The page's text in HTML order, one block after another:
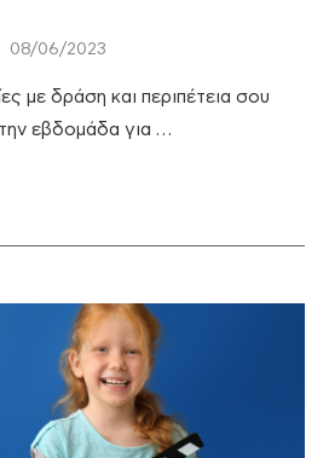
08/06/2023
με δράση και περιπέτεια σου
εβδομάδα για …